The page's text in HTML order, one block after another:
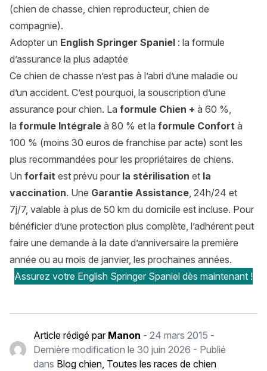
(chien de chasse, chien reproducteur, chien de
compagnie).
Adopter un English Springer Spaniel : la formule
d’assurance la plus adaptée
Ce chien de chasse n’est pas à l’abri d’une maladie ou
d’un accident. C’est pourquoi, la souscription d’une
assurance pour chien. La formule Chien + à 60 %,
la formule Intégrale à 80 % et la formule Confort à
100 % (moins 30 euros de franchise par acte) sont les
plus recommandées pour les propriétaires de chiens.
Un forfait est prévu pour la stérilisation et la
vaccination. Une Garantie Assistance, 24h/24 et
7j/7, valable à plus de 50 km du domicile est incluse. Pour
bénéficier d’une protection plus complète, l’adhérent peut
faire une demande à la date d’anniversaire la première
année ou au mois de janvier, les prochaines années.
Assurez votre English Springer Spaniel dès maintenant !
Article rédigé par Manon -24 mars 2015 -
Dernière modification le30 juin 2026 - Publié
dans Blog chien, Toutes les races de chien